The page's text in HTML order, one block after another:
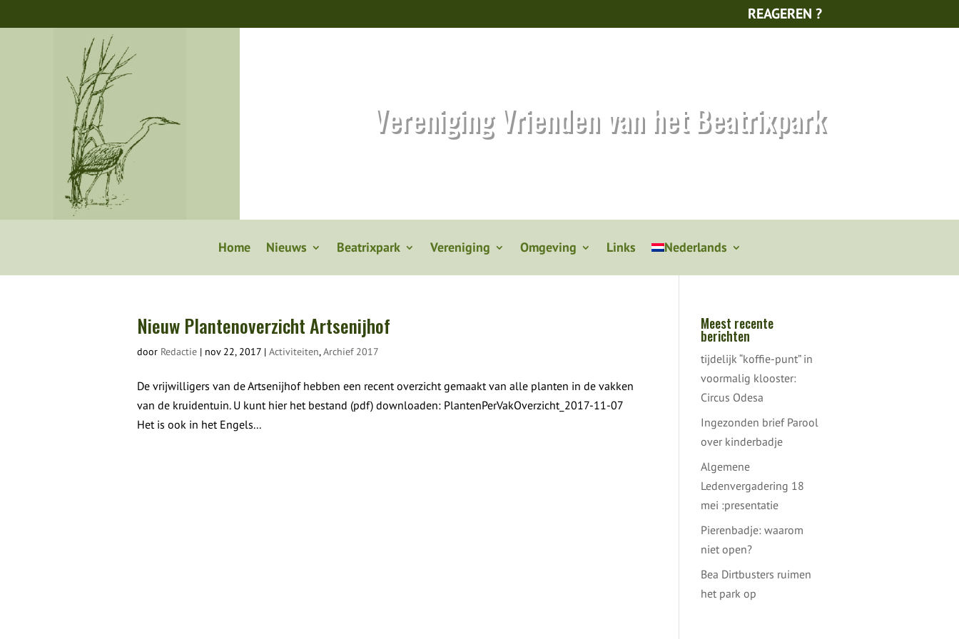
REAGEREN ?
Vereniging Vrienden van het Beatrixpark
Home Nieuws Beatrixpark Vereniging Omgeving Links Nederlands
Nieuw Plantenoverzicht Artsenijhof
door Redactie | nov 22, 2017 | Activiteiten,Archief 2017
De vrijwilligers van de Artsenijhof hebben een recent overzicht gemaakt van alle planten in de vakken
van de kruidentuin. U kunt hier het bestand (pdf) downloaden: PlantenPerVakOverzicht_2017-11-07
Het is ook in het Engels...
Meest recente
berichten
tijdelijk “koffie-punt” in
voormalig klooster:
Circus Odesa
Ingezonden brief Parool
over kinderbadje
Algemene
Ledenvergadering 18
mei :presentatie
Pierenbadje: waarom
niet open?
Bea Dirtbusters ruimen
het park op